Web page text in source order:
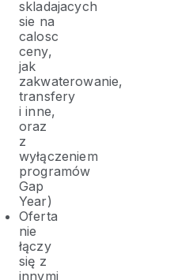
skladajacych
sie na
calosc
ceny,
jak
zakwaterowanie,
transfery
i inne,
oraz
z
wyłączeniem
programów
Gap
Year)
Oferta
nie
łączy
się z
innymi